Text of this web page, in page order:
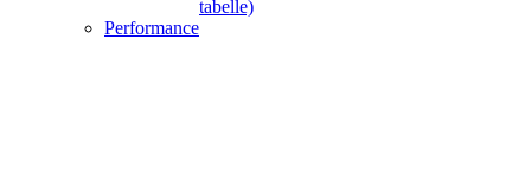
tabelle)
Performance